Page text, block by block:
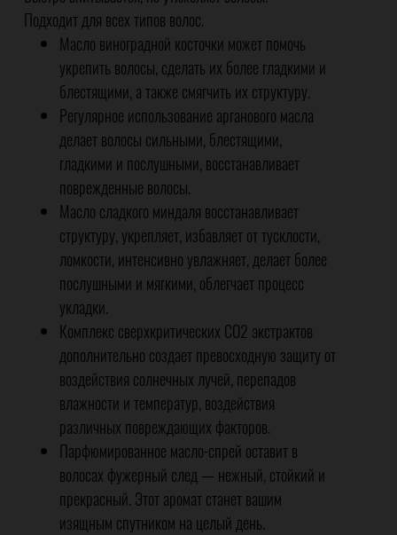
Подходит для всех типов волос.
Масло виноградной косточки может помочь
укрепить волосы, сделать их более гладкими и
блестящими, а также смягчить их структуру.
Регулярное использование арганового масла
делает волосы сильными, блестящими,
гладкими и послушными, восстанавливает
поврежденные волосы.
Масло сладкого миндаля восстанавливает
структуру, укрепляет, избавляет от тусклости,
ломкости, интенсивно увлажняет, делает более
послушными и мягкими, облегчает процесс
укладки.
Комплекс сверхкритических СО2 экстрактов
дополнительно создает превосходную защиту от
воздействия солнечных лучей, перепадов
влажности и температур, воздействия
различных повреждающих факторов.
Парфюмированное масло-спрей оставит в
волосах фужерный след — нежный, стойкий и
прекрасный. Этот аромат станет вашим
изящным спутником на целый день.